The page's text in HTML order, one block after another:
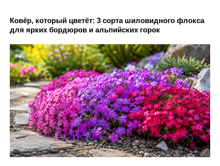
Ковёр, который цветёт: 3 сорта шиловидного флокса
для ярких бордюров и альпийских горок